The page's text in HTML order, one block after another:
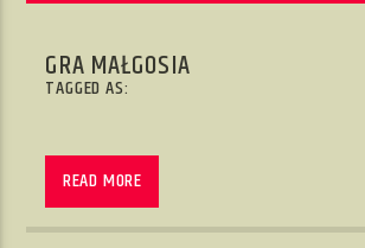
GRA MAŁGOSIA
TAGGED AS:
READ MORE